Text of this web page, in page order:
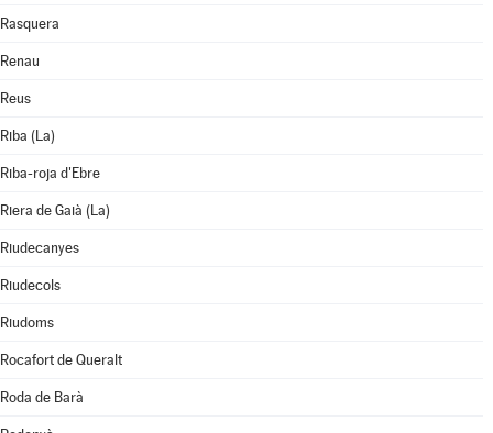
Rasquera
Renau
Reus
Riba (La)
Riba-roja d'Ebre
Riera de Gaià (La)
Riudecanyes
Riudecols
Riudoms
Rocafort de Queralt
Roda de Barà